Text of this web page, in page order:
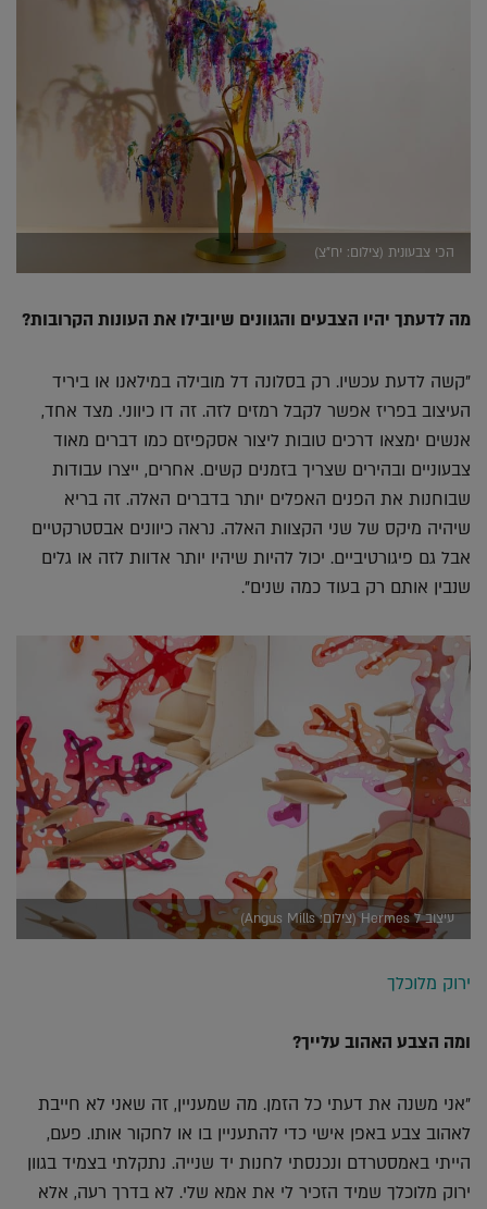
הכי צבעונית (צילום: יח"צ)
מה לדעתך יהיו הצבעים והגוונים שיובילו את העונות הקרובות?
"קשה לדעת עכשיו. רק בסלונה דל מובילה במילאנו או ביריד
העיצוב בפריז אפשר לקבל רמזים לזה. זה דו כיווני. מצד אחד,
אנשים ימצאו דרכים טובות ליצור אסקפיזם כמו דברים מאוד
צבעוניים ובהירים שצריך בזמנים קשים. אחרים, ייצרו עבודות
שבוחנות את הפנים האפלים יותר בדברים האלה. זה בריא
שיהיה מיקס של שני הקצוות האלה. נראה כיוונים אבסטרקטיים
אבל גם פיגורטיביים. יכול להיות שיהיו יותר אדוות לזה או גלים
שנבין אותם רק בעוד כמה שנים".
עיצוב ל Hermes (צילום: Angus Mills)
ירוק מלוכלך
ומה הצבע האהוב עלייך?
"אני משנה את דעתי כל הזמן. מה שמעניין, זה שאני לא חייבת
לאהוב צבע באפן אישי כדי להתעניין בו או לחקור אותו. פעם,
הייתי באמסטרדם ונכנסתי לחנות יד שנייה. נתקלתי בצמיד בגוון
ירוק מלוכלך שמיד הזכיר לי את אמא שלי. לא בדרך רעה, אלא